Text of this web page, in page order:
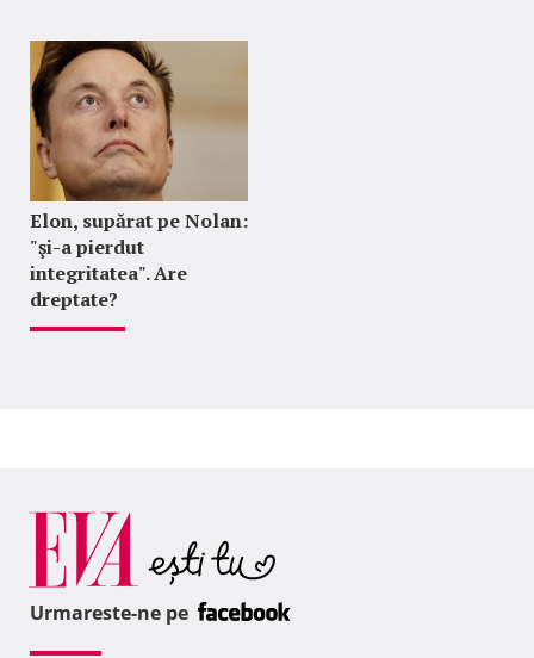
Elon, supărat pe Nolan:
"şi-a pierdut
integritatea". Are
dreptate?
Urmareste-ne pe